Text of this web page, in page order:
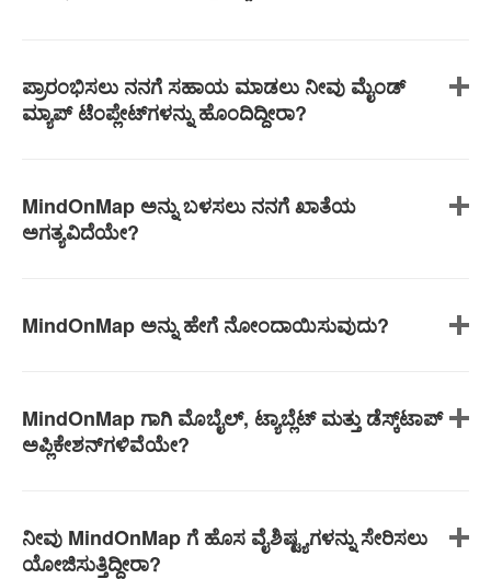
ಪ್ರಾರಂಭಿಸಲು ನನಗೆ ಸಹಾಯ ಮಾಡಲು ನೀವು ಮೈಂಡ್
ಮ್ಯಾಪ್ ಟೆಂಪ್ಲೇಟ್‌ಗಳನ್ನು ಹೊಂದಿದ್ದೀರಾ?
MindOnMap ಅನ್ನು ಬಳಸಲು ನನಗೆ ಖಾತೆಯ
ಅಗತ್ಯವಿದೆಯೇ?
MindOnMap ಅನ್ನು ಹೇಗೆ ನೋಂದಾಯಿಸುವುದು?
MindOnMap ಗಾಗಿ ಮೊಬೈಲ್, ಟ್ಯಾಬ್ಲೆಟ್ ಮತ್ತು ಡೆಸ್ಕ್‌ಟಾಪ್
ಅಪ್ಲಿಕೇಶನ್‌ಗಳಿವೆಯೇ?
ನೀವು MindOnMap ಗೆ ಹೊಸ ವೈಶಿಷ್ಟ್ಯಗಳನ್ನು ಸೇರಿಸಲು
ಯೋಜಿಸುತ್ತಿದ್ದೀರಾ?